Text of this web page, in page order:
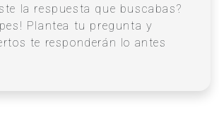
la respuesta que buscabas?
Plantea tu pregunta y
te responderán lo antes